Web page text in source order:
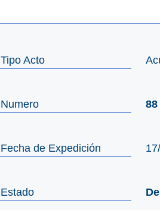
Tipo Acto
Numero 88
Fecha de Expedición
Estado